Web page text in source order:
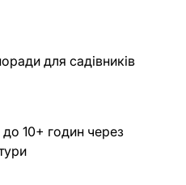
для садівників
до 10+ годин через